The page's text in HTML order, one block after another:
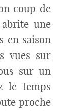
coup de
une
en saison
vues sur
sur un
le temps
proche